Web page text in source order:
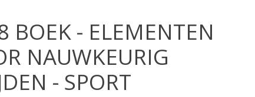
BOEK - ELEMENTEN
NAUWKEURIG
- SPORT